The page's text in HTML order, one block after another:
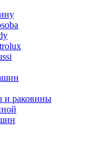
и раковины